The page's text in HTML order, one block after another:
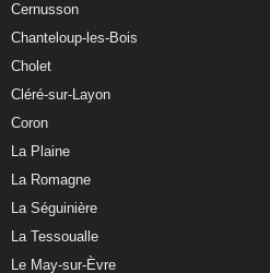
Cernusson
Chanteloup-les-Bois
Cholet
Cléré-sur-Layon
Coron
La Plaine
La Romagne
La Séguinière
La Tessoualle
Le May-sur-Èvre